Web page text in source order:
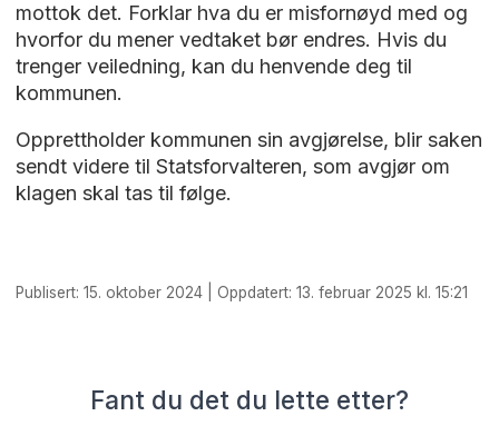
mottok det. Forklar hva du er misfornøyd med og
hvorfor du mener vedtaket bør endres. Hvis du
trenger veiledning, kan du henvende deg til
kommunen.
Opprettholder kommunen sin avgjørelse, blir saken
sendt videre til Statsforvalteren, som avgjør om
klagen skal tas til følge.
Publisert: 15. oktober 2024 | Oppdatert: 13. februar 2025 kl. 15:21
Fant du det du lette etter?